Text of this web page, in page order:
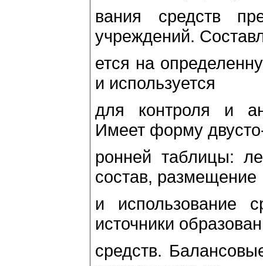
вания средств
учреждений.
ется на
и используется
для контроля и
Имеет форму
ронней таблицы:
состав, размещение
и использование
источники
средств.